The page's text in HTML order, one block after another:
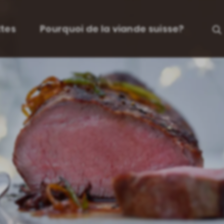
Pourquoi de la viande suisse?